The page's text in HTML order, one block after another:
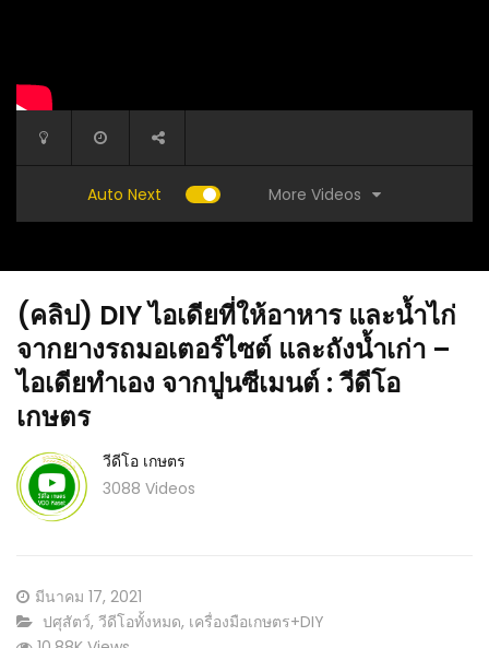
Auto Next More Videos
ลอง
มีคำ
(คลิป) วิธีเพาะเห็ดนางฟ้า และเห็ดนางรม ด้วย
กากกาแฟ : วีดีโอ เกษตร
(คลิป) DIY ไอเดียที่ให้อาหาร และน้ำไก่
จากยางรถมอเตอร์ไซต์ และถังน้ำเก่า –
ไอเดียทำเอง จากปูนซีเมนต์ : วีดีโอ
เกษตร
วีดีโอ เกษตร
3088 Videos
Posted
on
มีนาคม 17, 2021
CATEGORY:
ปศุสัตว์, วีดีโอทั้งหมด, เครื่องมือเกษตร+DIY